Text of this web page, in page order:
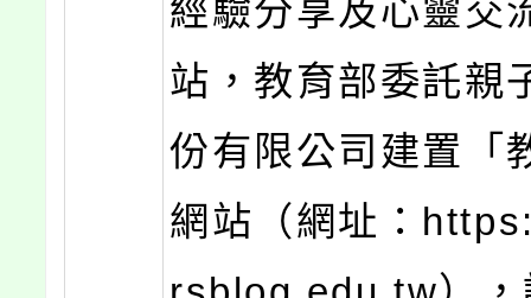
經驗分享及心靈交
站，教育部委託親
份有限公司建置「
網站（網址：